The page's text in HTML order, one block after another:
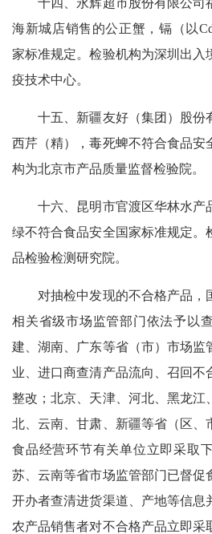
十四、永辉超市股份有限公司
海新城店销售的公正蟹，镉（以
家标准规定。检验机构为深圳出入
疫技术中心。
十五、新疆友好（集团）股份
西芹（精），毒死蜱不符合食品安
构为北京市产品质量监督检验院。
十六、昆明市官渡区华林水产
绿不符合食品安全国家标准规定。
品检验检测研究院。
对抽检中发现的不合格产品，
相关省级市场监管部门依法予以
建、湖南、广东等省（市）市场监
业、进口商查清产品流向、召回不
整改；北京、天津、河北、黑龙江
北、云南、甘肃、新疆等省（区、
食品经营环节有关单位立即采取
苏、云南等省市场监管部门已督促
开办者查清进货渠道、产地等信息
农产品销售者对不合格产品立即采